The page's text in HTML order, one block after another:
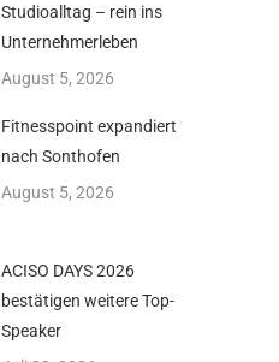
Studioalltag – rein ins
Unternehmerleben
August 5, 2026
Fitnesspoint expandiert
nach Sonthofen
August 5, 2026
ACISO DAYS 2026
bestätigen weitere Top-
Speaker